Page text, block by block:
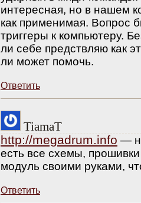
интересная, но в нашем
как применимая. Вопрос
триггеры к компьютеру.
ли себе предствляю как
ли может помочь.
Ответить
TiamaT
http://megadrum.info —
есть все схемы,
модуль своими руками,
Ответить